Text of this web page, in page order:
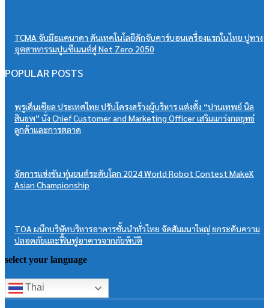
TCMA จับมือแคนาดา ดันเทคโนโลยีดักจับคาร์บอนเครื่องแรกในไทย ปูทาง
อุตสาหกรรมปูนซีเมนต์สู่ Net Zero 2050
POPULAR POSTS
พรูเด็นเชียล ประเทศไทย ปรับโครงสร้างผู้บริหาร แต่งตั้ง “ปานเทพย์ นิล
สินธพ” นั่ง Chief Customer and Marketing Officer เสริมแกร่งกลยุทธ์
ลูกค้าและการตลาด
จัดการแข่งขัน หุ่นยนต์ระดับโลก 2024 World Robot Contest MakeX
Asian Championship
TOA ผนึกบริษัทบริหารอาคารชั้นนำทั่วไทย จัดสัมมนาใหญ่ ยกระดับความ
ปลอดภัยและฟื้นฟูอาคารจากภัยพิบัติ
select your language
Thai